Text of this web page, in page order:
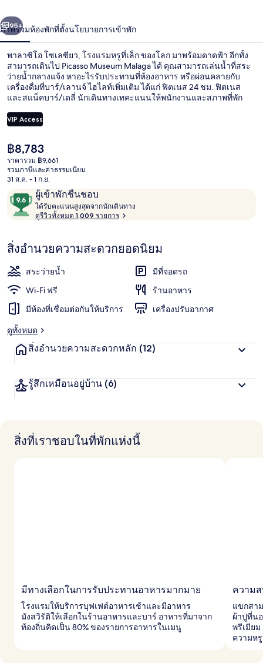
เล
ซียว,
โรงแรม
หรู
ที่
เล็ก
ของ
โลก
า
ถัดไป
95+
ภาพรวมห้องพักที่ตั้งนโยบายการเข้าพัก
พาลาซิโอ โซเลซียว, โรงแรมหรูที่เล็ก ของโลก มาพร้อมดาดฟ้า อีกทั้ง
สามารถเดินไป Picasso Museum Malaga ได้ คุณสามารถเล่นน้ำที่สระ
ว่ายน้ำกลางแจ้ง หาอะไรรับประทานที่ห้องอาหาร หรือผ่อนคลายกับ
เครื่องดื่มที่บาร์/เลานจ์ ไฮไลท์เพิ่มเติม ได้แก่ ฟิตเนส 24 ชม. ฟิตเนส
และสแน็คบาร์/เดลี่ นักเดินทางเทคะแนนให้พนักงานและสภาพที่พัก
สถานี La Malagueta
VIP Access
ราคา
ปัจจุบัน
฿8,783
฿8,783
ราคารวม ฿9,661
รวมภาษีและค่าธรรมเนียม
31 ส.ค. - 1 ก.ย.
รีวิว ผู้เข้าพักชื่นชอบ
9.6
จาก
10,
เข้า
ชอบ
ได้รับคะแนนสูงสุดจากนักเดินทาง
ค
แ
น
น
สู
ง
จ
า
า
ง
ดูรีวิวทั้งหมด 1,009 รายการ
สิ่งอำนวยความสะดวกยอดนิยม
สระว่ายน้ำ
มีที่จอดรถ
Wi-Fi ฟรี
ร้านอาหาร
มีห้องที่เชื่อมต่อกันให้บริการ
เครื่องปรับอากาศ
ดูทั้งหมด
สิ่งอำนวยความสะดวกหลัก (12)
รู้สึกเหมือนอยู่บ้าน (6)
สิ่งที่เราชอบในที่พักแห่งนี้
มีทางเลือกในการรับประทานอาหารมากมาย
โรงแรมให้บริการบุฟเฟต์อาหารเช้าและมีอาหาร
มังสวิรัติให้เลือกในร้านอาหารและบาร์ อาหารที่มาจาก
ท้องถิ่นคิดเป็น 80% ของรายการอาหารในเมนู
ความ
แขกสา
ผ้าปูที่น
พรีเมีย
ความห